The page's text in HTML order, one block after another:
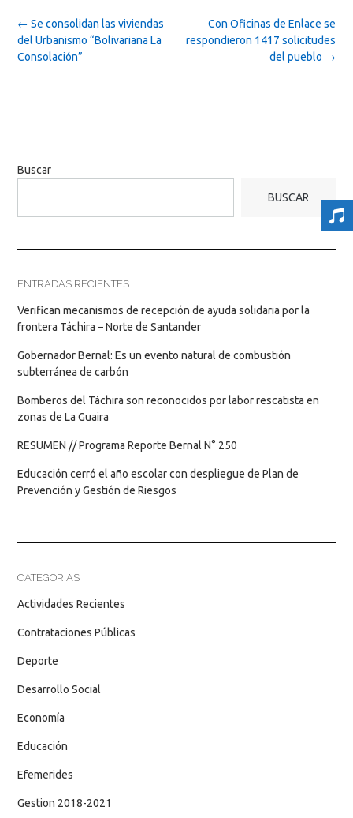
Post
navigation
Con Oficinas de Enlace se
respondieron 1417 solicitudes
del pueblo →
← Se consolidan las viviendas
del Urbanismo “Bolivariana La
Consolación”
Buscar
BUSCAR
ENTRADAS RECIENTES
Verifican mecanismos de recepción de ayuda solidaria por la
frontera Táchira – Norte de Santander
Gobernador Bernal: Es un evento natural de combustión
subterránea de carbón
Bomberos del Táchira son reconocidos por labor rescatista en
zonas de La Guaira
RESUMEN // Programa Reporte Bernal N° 250
Educación cerró el año escolar con despliegue de Plan de
Prevención y Gestión de Riesgos
CATEGORÍAS
Actividades Recientes
Contrataciones Públicas
Deporte
Desarrollo Social
Economía
Educación
Efemerides
Gestion 2018-2021